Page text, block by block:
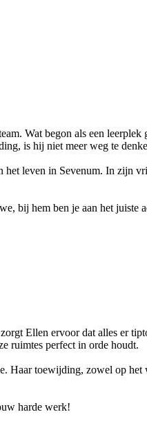
Wat begon als een leerplek
is hij niet meer weg te
leven in Sevenum. In zijn
bij hem ben je aan het juiste
Ellen ervoor dat alles er
ruimtes perfect in orde houdt.
toewijding, zowel op het
harde werk!